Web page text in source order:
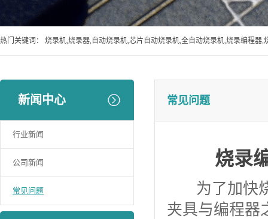
热门关键词： 烧录机,烧录器,自动烧录机,芯片自动烧录机,全自动烧录机,烧录编程器,
新闻中心
行业新闻
公司新闻
常见问题
常见问题
烧录
为了加快烧
夹具与编程器